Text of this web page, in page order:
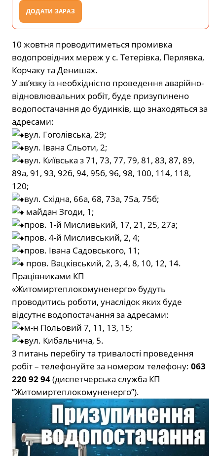
ДОДАТИ ЗАРАЗ
10 жовтня проводитиметься промивка
водопровідних мереж у с. Тетерівка, Перлявка,
Корчаку та Денишах.
У зв’язку із необхідністю проведення аварійно-
відновлювальних робіт, буде призупинено
водопостачання до будинків, що знаходяться за
адресами:
вул. Гоголівська, 29;
вул. Івана Сльоти, 2;
вул. Київська з 71, 73, 77, 79, 81, 83, 87, 89,
89а, 91, 93, 92б, 94, 95б, 96, 98, 100, 114, 118,
120;
вул. Східна, 66а, 68, 73а, 75а, 75б;
майдан Згоди, 1;
пров. 1-й Мисливький, 17, 21, 25, 27а;
пров. 4-й Мисливський, 2, 4;
пров. Івана Садовського, 11;
пров. Вацківський, 2, 3, 4, 8, 10, 12, 14.
Працівниками КП
«Житомиртеплокомуненерго» будуть
проводитись роботи, унаслідок яких буде
відсутнє водопостачання за адресами:
м-н Польовий 7, 11, 13, 15;
вул. Кибальчича, 5.
З питань перебігу та тривалості проведення
робіт – телефонуйте за номером телефону: 063
220 92 94(диспетчерська служба КП
“Житомиртеплокомуненерго”).